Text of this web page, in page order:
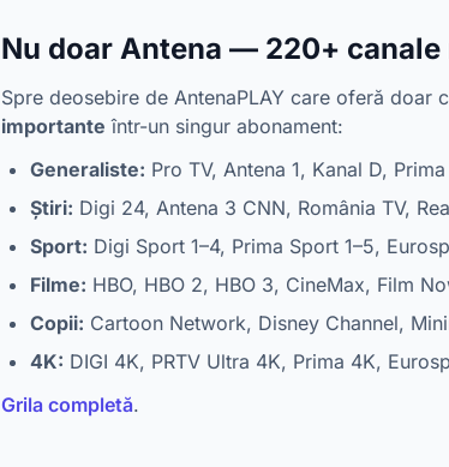
Nu doar Antena — 220+ canale
Spre deosebire de AntenaPLAY care oferă doar
importante într-un singur abonament:
Generaliste: Pro TV, Antena 1, Kanal D,
Știri: Digi 24, Antena 3 CNN, România TV,
Sport: Digi Sport 1–4, Prima Sport 1–5,
Filme: HBO, HBO 2, HBO 3, CineMax, Film
Copii: Cartoon Network, Disney Channel,
4K: DIGI 4K, PRTV Ultra 4K, Prima 4K,
Grila completă.